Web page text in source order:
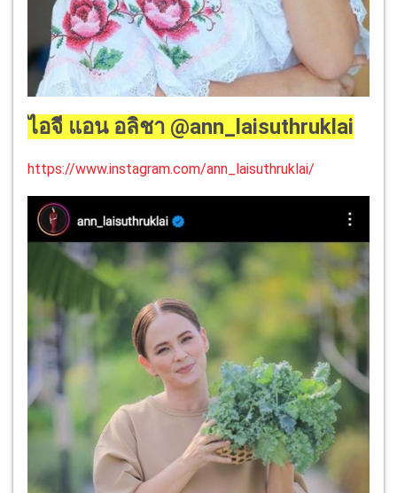
ไอจี แอน อลิชา @ann_laisuthruklai
https://www.instagram.com/ann_laisuthruklai/